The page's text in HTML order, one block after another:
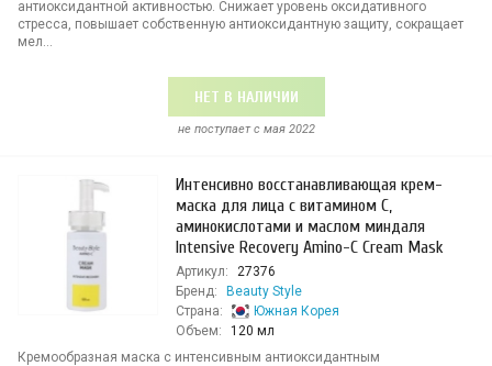
антиоксидантной активностью. Снижает уровень оксидативного
стресса, повышает собственную антиоксидантную защиту, сокращает
мел...
НЕТ В НАЛИЧИИ
не поступает c мая 2022
Интенсивно восстанавливающая крем-
маска для лица с витамином С,
аминокислотами и маслом миндаля
Intensive Recovery Amino-C Cream Mask
Артикул:
27376
Бренд:
Beauty Style
Страна:
Южная Корея
Объем:
120 мл
Кремообразная маска с интенсивным антиоксидантным